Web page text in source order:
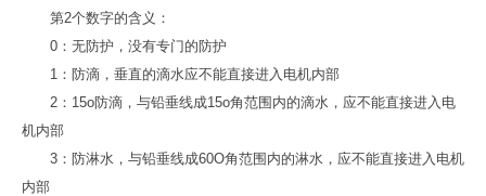
第2个数字的含义：
0：无防护，没有专门的防护
1：防滴，垂直的滴水应不能直接进入电机内部
2：15o防滴，与铅垂线成15o角范围内的滴水，应不能直接进入电
机内部
3：防淋水，与铅垂线成60O角范围内的淋水，应不能直接进入电机
内部